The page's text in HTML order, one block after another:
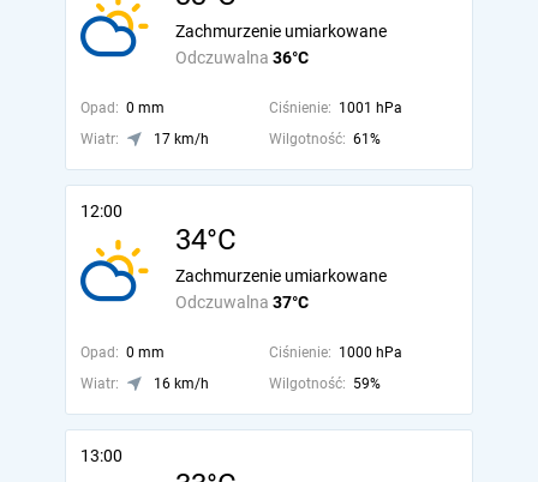
Odczuwalna 36°C
Zachmurzenie umiarkowane
Opad: 0 mm Ciśnienie: 1001 hPa
Wiatr:
17 km/h Wilgotność: 61%
12:00
34°C
Odczuwalna 37°C
Zachmurzenie umiarkowane
Opad: 0 mm Ciśnienie: 1000 hPa
Wiatr:
16 km/h Wilgotność: 59%
13:00